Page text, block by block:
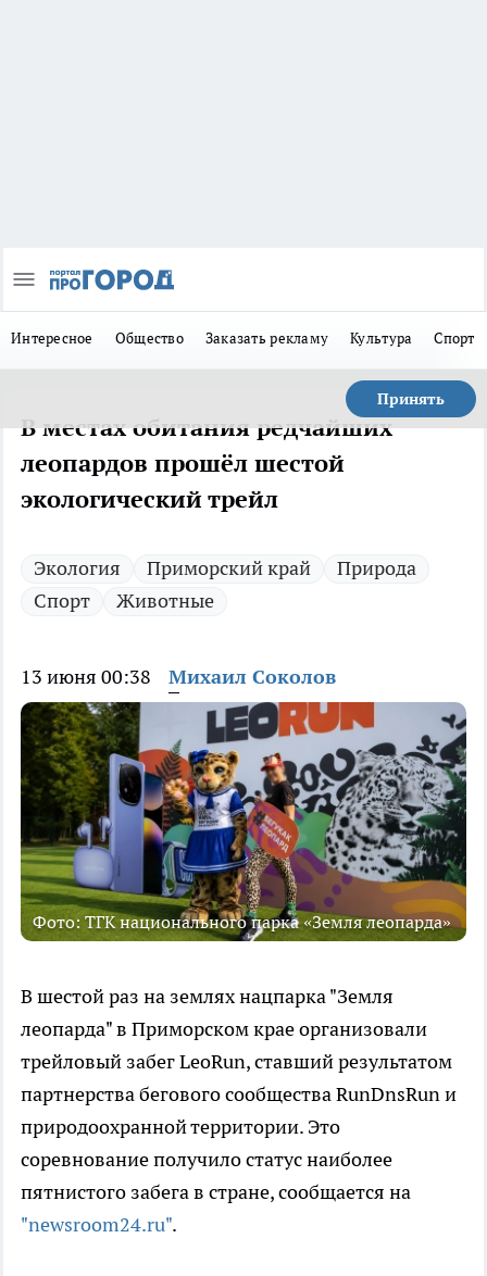
Интересное Общество Заказать рекламу Культура Спорт
Принять
В местах обитания редчайших
леопардов прошёл шестой
экологический трейл
Экология Приморский край
Природа
Спорт
Животные
13 июня 00:38 Михаил Соколов
Фото: ТГК национального парка «Земля леопарда»
В шестой раз на землях нацпарка "Земля
леопарда" в Приморском крае организовали
трейловый забег LeoRun, ставший результатом
партнерства бегового сообщества RunDnsRun и
природоохранной территории. Это
соревнование получило статус наиболее
пятнистого забега в стране, сообщается на
"newsroom24.ru".